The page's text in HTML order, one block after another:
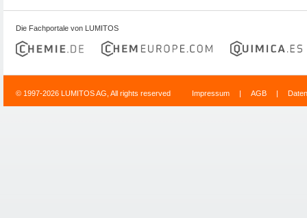
Die Fachportale von LUMITOS
© 1997-2026 LUMITOS AG, All rights reserved Impressum | AGB |